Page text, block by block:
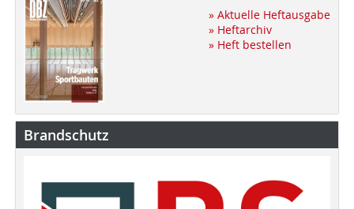
» Aktuelle Heftausgabe
» Heftarchiv
» Heft bestellen
Brandschutz